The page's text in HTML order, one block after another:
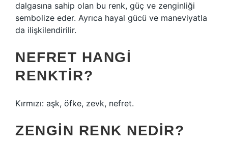
dalgasına sahip olan bu renk, güç ve zenginliği
sembolize eder. Ayrıca hayal gücü ve maneviyatla
da ilişkilendirilir.
NEFRET HANGI
RENKTIR?
Kırmızı: aşk, öfke, zevk, nefret.
ZENGIN RENK NEDIR?